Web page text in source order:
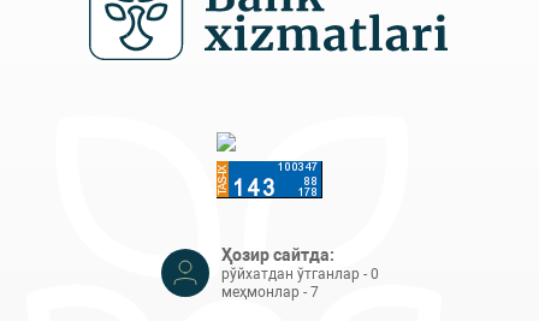
Ҳозир сайтда:
рўйхатдан ўтганлар - 0
меҳмонлар - 7